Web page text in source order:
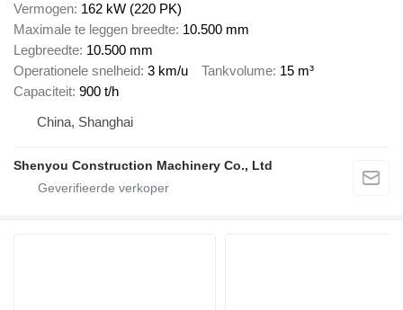
Vermogen 162 kW (220 PK)
Maximale te leggen breedte 10.500 mm
Legbreedte 10.500 mm
Operationele snelheid 3 km/u Tankvolume 15 m³
Capaciteit 900 t/h
China, Shanghai
Shenyou Construction Machinery Co., Ltd